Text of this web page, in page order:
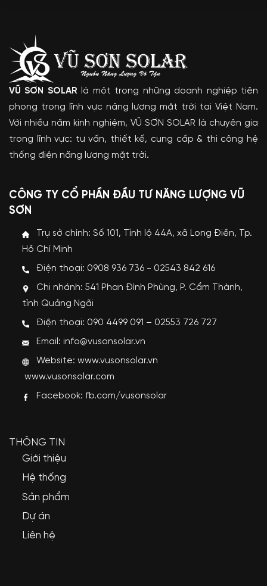
VŨ SƠN SOLAR là một trong những doanh nghiệp tiên
phong trong lĩnh vực năng lượng mặt trời tại Việt Nam.
Với nhiều năm kinh nghiệm, VŨ SƠN SOLAR là chuyên gia
trong lĩnh vực: tư vấn, thiết kế, cung cấp & thi công hệ
thống điện năng lượng mặt trời.
CÔNG TY CỔ PHẦN ĐẦU TƯ NĂNG LƯỢNG VŨ
SƠN
Trụ sở chính: Số 101, Tỉnh lộ 44A, xã Long Điền, Tp.
Hồ Chí Minh
Điện thoại: 0908 936 736 - 02543 842 616
Chi nhánh: 541 Phan Đình Phùng, P. Cẩm Thành,
tỉnh Quảng Ngãi
Điện thoại: 090 4499 091 – 02553 726 727
Email: info@vusonsolar.vn
Website:www.vusonsolar.vn
www.vusonsolar.com
Facebook: fb.com/vusonsolar
THÔNG TIN
Giới thiệu
Hệ thống
Sản phẩm
Dự án
Liên hệ